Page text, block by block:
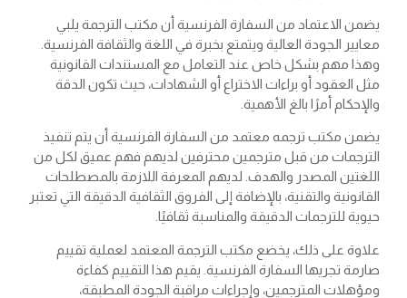
يضمن الاعتماد من السفارة الفرنسية أن مكتب الترجمة يلبي
معايير الجودة العالية ويتمتع بخبرة في اللغة والثقافة الفرنسية.
وهذا مهم بشكل خاص عند التعامل مع المستندات القانونية
مثل العقود أو براءات الاختراع أو الشهادات، حيث تكون الدقة
والإحكام أمرًا بالغ الأهمية.
يضمن مكتب ترجمه معتمد من السفارة الفرنسية أن يتم تنفيذ
الترجمات من قبل مترجمين محترفين لديهم فهم عميق لكل من
اللغتين المصدر والهدف. لديهم المعرفة اللازمة بالمصطلحات
القانونية والتقنية، بالإضافة إلى الفروق الثقافية الدقيقة التي تعتبر
حيوية للترجمات الدقيقة والمناسبة ثقافيًا.
علاوة على ذلك، يخضع مكتب الترجمة المعتمد لعملية تقييم
صارمة تجريها السفارة الفرنسية. يقيم هذا التقييم كفاءة
ومؤهلات المترجمين، وإجراءات مراقبة الجودة المطبقة،